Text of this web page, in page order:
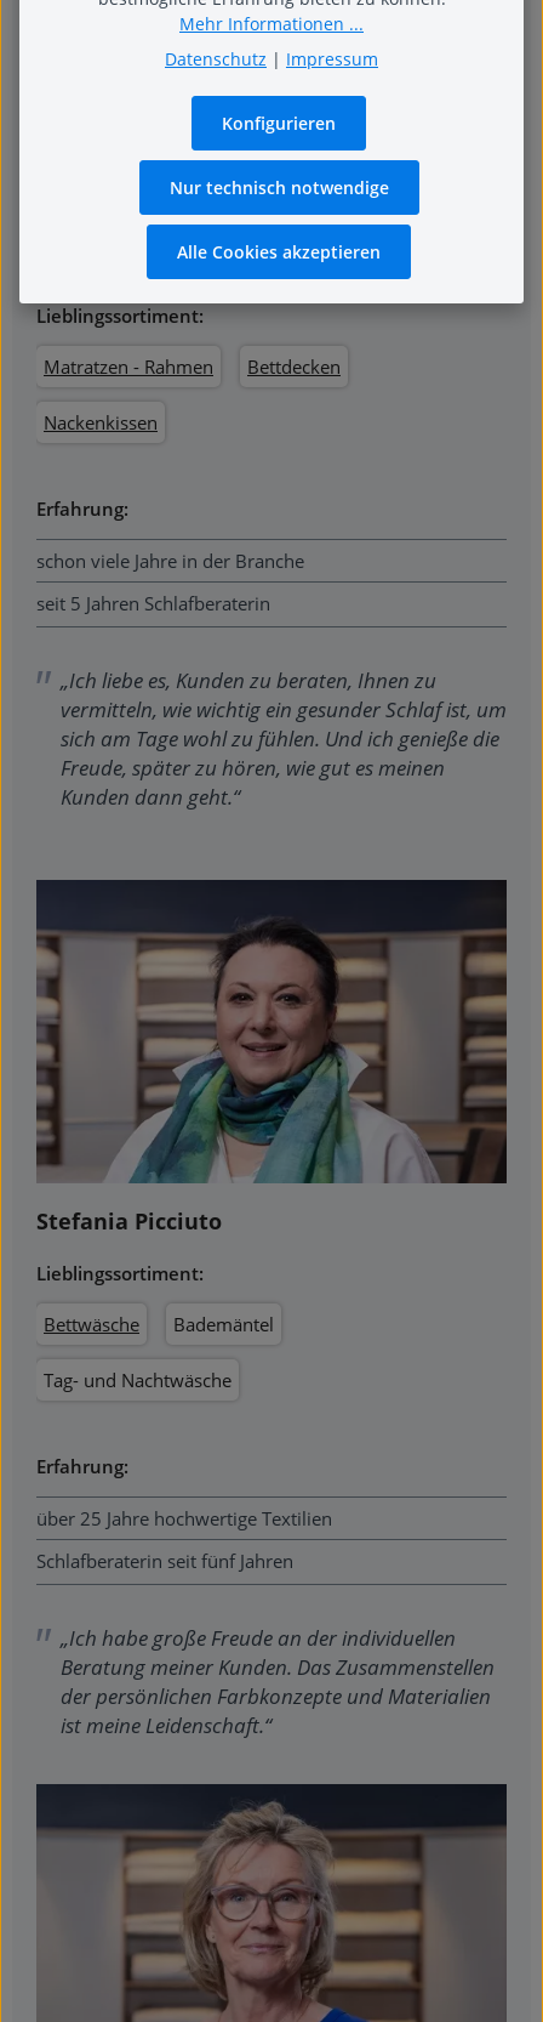
Andrea Hebeis
Lieblingssortiment:
Matratzen - Rahmen Bettdecken
Nackenkissen
Erfahrung:
schon viele Jahre in der Branche
seit 5 Jahren Schlafberaterin
„Ich liebe es, Kunden zu beraten, Ihnen zu
vermitteln, wie wichtig ein gesunder Schlaf ist, um
sich am Tage wohl zu fühlen. Und ich genieße die
Freude, später zu hören, wie gut es meinen
Kunden dann geht.“
Stefania Picciuto
Lieblingssortiment:
Bettwäsche Bademäntel
Tag- und Nachtwäsche
Erfahrung:
über 25 Jahre hochwertige Textilien
Schlafberaterin seit fünf Jahren
„Ich habe große Freude an der individuellen
Beratung meiner Kunden. Das Zusammenstellen
der persönlichen Farbkonzepte und Materialien
ist meine Leidenschaft.“
Mehr Informationen ...
Datenschutz | Impressum
Nur technisch notwendige
Konfigurieren
Alle Cookies akzeptieren